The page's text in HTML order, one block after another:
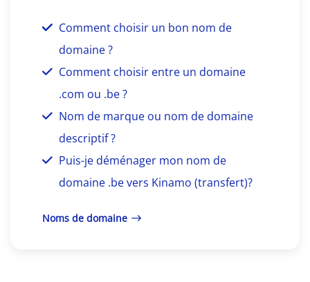
Comment choisir un bon nom de
domaine ?
Comment choisir entre un domaine
.com ou .be ?
Nom de marque ou nom de domaine
descriptif ?
Puis-je déménager mon nom de
domaine .be vers Kinamo (transfert)?
Noms de domaine